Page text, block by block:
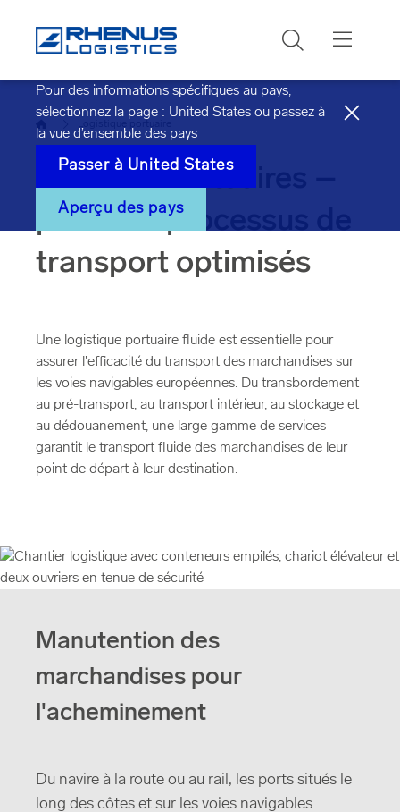
Rechercher
Pour des informations spécifiques au pays,
sélectionnez la page : United States ou passez à
la vue d’ensemble des pays
Passer à United States
Aperçu des pays
Services portuaires –
pour des processus de
transport optimisés
Une logistique portuaire fluide est essentielle pour
assurer l'efficacité du transport des marchandises sur
les voies navigables européennes. Du transbordement
au pré-transport, au transport intérieur, au stockage et
au dédouanement, une large gamme de services
garantit le transport fluide des marchandises de leur
point de départ à leur destination.
Manutention des
marchandises pour
l'acheminement
Du navire à la route ou au rail, les ports situés le
long des côtes et sur les voies navigables